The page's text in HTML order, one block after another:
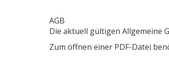
AGB
Die aktuell gültigen Allgemeine
Zum öffnen einer PDF-Datei